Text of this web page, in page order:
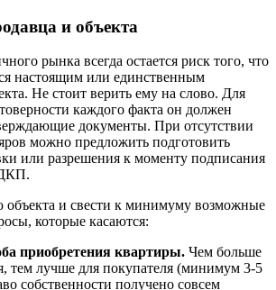
и объекта
рынка всегда остается риск того, что
настоящим или единственным
Не стоит верить ему на слово. Для
каждого факта он должен
документы. При отсутствии
можно предложить подготовить
или разрешения к моменту подписания
объекта и свести к минимуму возможные
которые касаются:
приобретения квартиры. Чем больше
тем лучше для покупателя (минимум 3-5
собственности получено совсем